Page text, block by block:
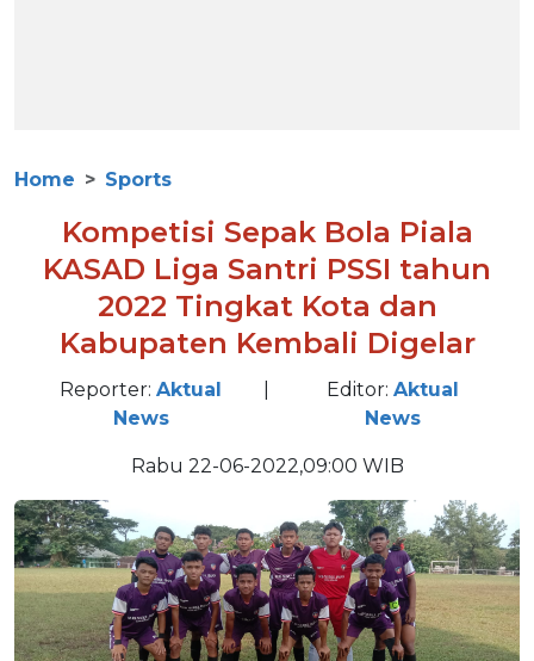
Home Sports
Kompetisi Sepak Bola Piala
KASAD Liga Santri PSSI tahun
2022 Tingkat Kota dan
Kabupaten Kembali Digelar
Reporter: Aktual
News
Editor:Aktual
News
Rabu 22-06-2022,09:00 WIB